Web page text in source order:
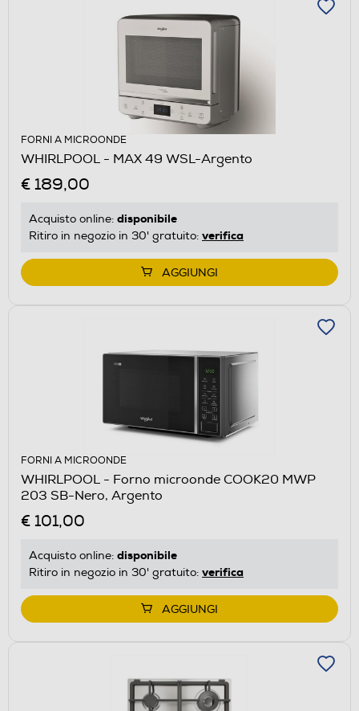
FORNI A MICROONDE
WHIRLPOOL - MAX 49 WSL-Argento
€ 189,00
Acquisto online: disponibile
Ritiro in negozio in 30' gratuito: verifica
AGGIUNGI
FORNI A MICROONDE
WHIRLPOOL - Forno microonde COOK20 MWP
203 SB-Nero, Argento
€ 101,00
Acquisto online: disponibile
Ritiro in negozio in 30' gratuito: verifica
AGGIUNGI